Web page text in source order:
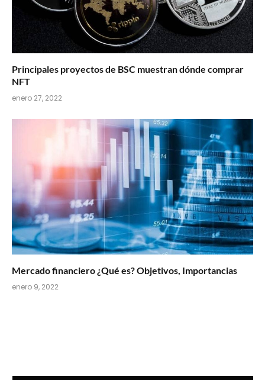
Principales proyectos de BSC muestran dónde comprar
NFT
enero 27, 2022
Mercado financiero ¿Qué es? Objetivos, Importancias
enero 9, 2022